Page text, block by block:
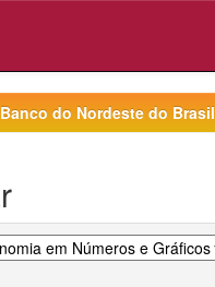
do Nordeste do Brasil